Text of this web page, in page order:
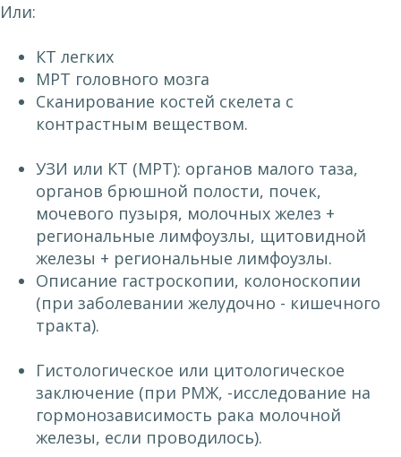
Или:
КТ легких
МРТ головного мозга
Сканирование костей скелета с
контрастным веществом.
УЗИ или КТ (МРТ): органов малого таза,
органов брюшной полости, почек,
мочевого пузыря, молочных желез +
региональные лимфоузлы, щитовидной
железы + региональные лимфоузлы.
Описание гастроскопии, колоноскопии
(при заболевании желудочно - кишечного
тракта).
Гистологическое или цитологическое
заключение (при РМЖ, -исследование на
гормонозависимость рака молочной
железы, если проводилось).